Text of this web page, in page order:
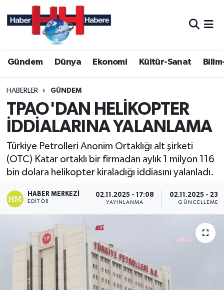
Gündem Dünya Ekonomi Kültür-Sanat
HABERLER GÜNDEM
TPAO'DAN HELİKOPTER
İDDİALARINA YALANLAMA
Türkiye Petrolleri Anonim Ortaklığı alt şirketi
(OTC) Katar ortaklı bir firmadan aylık 1 milyon 116
bin dolara helikopter kiraladığı iddiasını yalanladı.
HABER MERKEZI
EDITÖR
02.11.2025 - 17:08
YAYINLANMA
02.11.2025 -
GÜNCELLEME
Hava Durumu
Trafik Durumu
Süper Lig Puan Durumu ve Fikstür
Tüm Manşetler
Haber Arşivi